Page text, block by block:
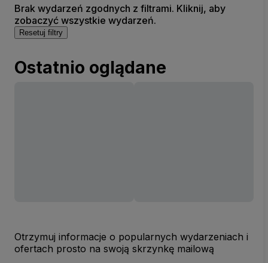
Brak wydarzeń zgodnych z filtrami. Kliknij, aby
zobaczyć wszystkie wydarzeń.
Resetuj filtry
Ostatnio oglądane
Otrzymuj informacje o popularnych wydarzeniach i
ofertach prosto na swoją skrzynkę mailową